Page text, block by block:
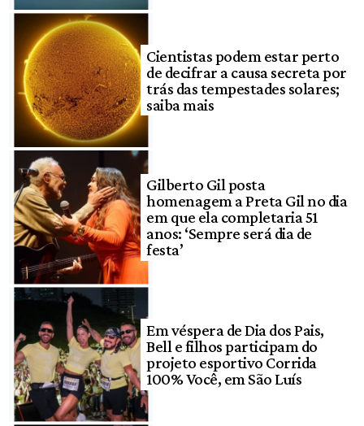
Cientistas podem estar perto
de decifrar a causa secreta por
trás das tempestades solares;
saiba mais
Gilberto Gil posta
homenagem a Preta Gil no dia
em que ela completaria 51
anos: ‘Sempre será dia de
festa’
Em véspera de Dia dos Pais,
Bell e filhos participam do
projeto esportivo Corrida
100% Você, em São Luís